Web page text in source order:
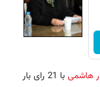
هاشمی
با 21 رای بار